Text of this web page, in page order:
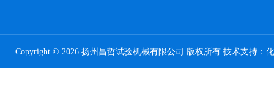
Copyright © 2026 扬州昌哲试验机械有限公司 版权所有 技术支持：